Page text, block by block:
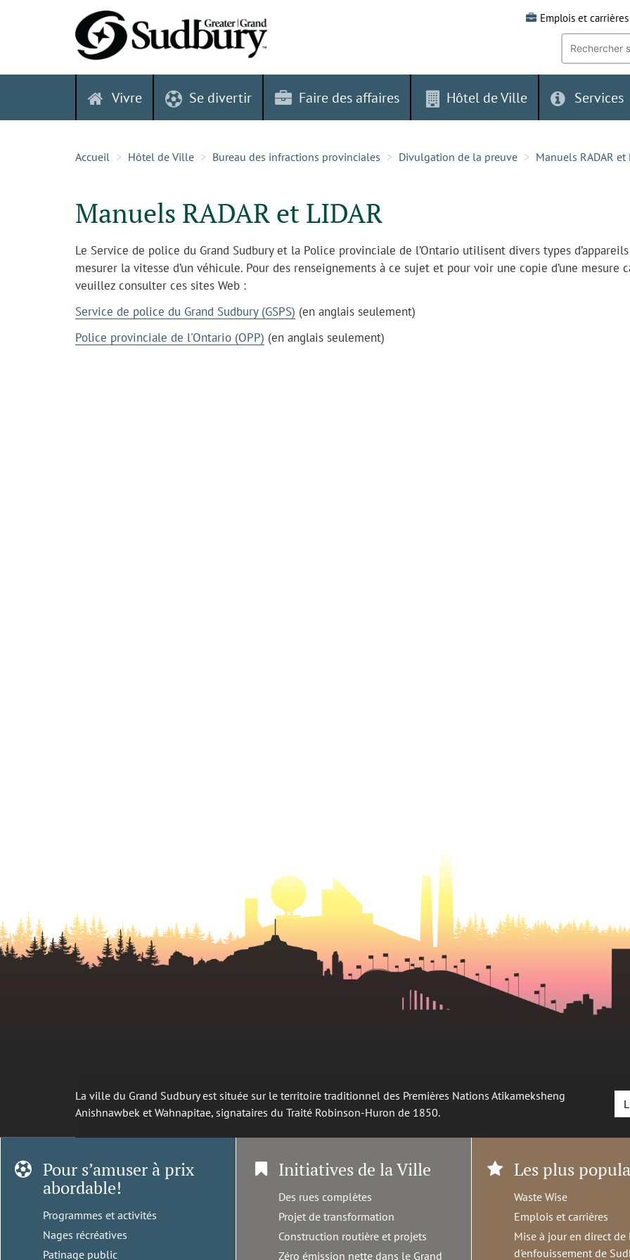
Emplois et carrières
Recherche
mot-
clé:
Vivre Se divertir Faire des affaires Hôtel de Ville Services
Accueil Hôtel de Ville Bureau des infractions provinciales Divulgation de la preuve Manuels RADAR et
Manuels RADAR et LIDAR
Le Service de police du Grand Sudbury et la Police provinciale de l’Ontario utilisent divers types
mesurer la vitesse d’un véhicule. Pour des renseignements à ce sujet et pour voir une copie d’une mesure
veuillez consulter ces sites Web :
Service de police du Grand Sudbury (GSPS) (en anglais seulement)
Police provinciale de l'Ontario (OPP) (en anglais seulement)
La ville du Grand Sudbury est située sur le territoire traditionnel des Premières Nations Atikameksheng
Anishnawbek et Wahnapitae, signataires du Traité Robinson-Huron de 1850.
Pour s’amuser à prix
abordable!
Programmes et activités
Nages récréatives
Patinage public
Initiatives de la Ville
Des rues complètes
Projet de transformation
Construction routière et projets
Zéro émission nette dans le Grand
Les plus
Waste Wise
Emplois et carrières
Mise à jour en direct de
d'enfouissement de